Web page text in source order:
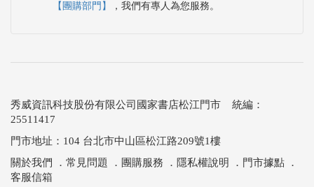
【團購部門】
，我們有專人為您服務。
秀威資訊科技股份有限公司國家書店松江門市 統編：
25511417
門市地址：104 台北市中山區松江路209號1樓
關於我們
． 常見問題 ． 團購服務 ． 隱私權說明 ． 門市據點 ．
客服信箱